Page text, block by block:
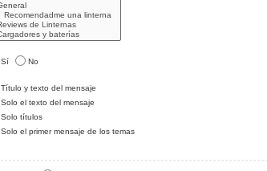
Sí No
Título y texto del mensaje
Solo el texto del mensaje
Solo títulos
Solo el primer mensaje de los temas